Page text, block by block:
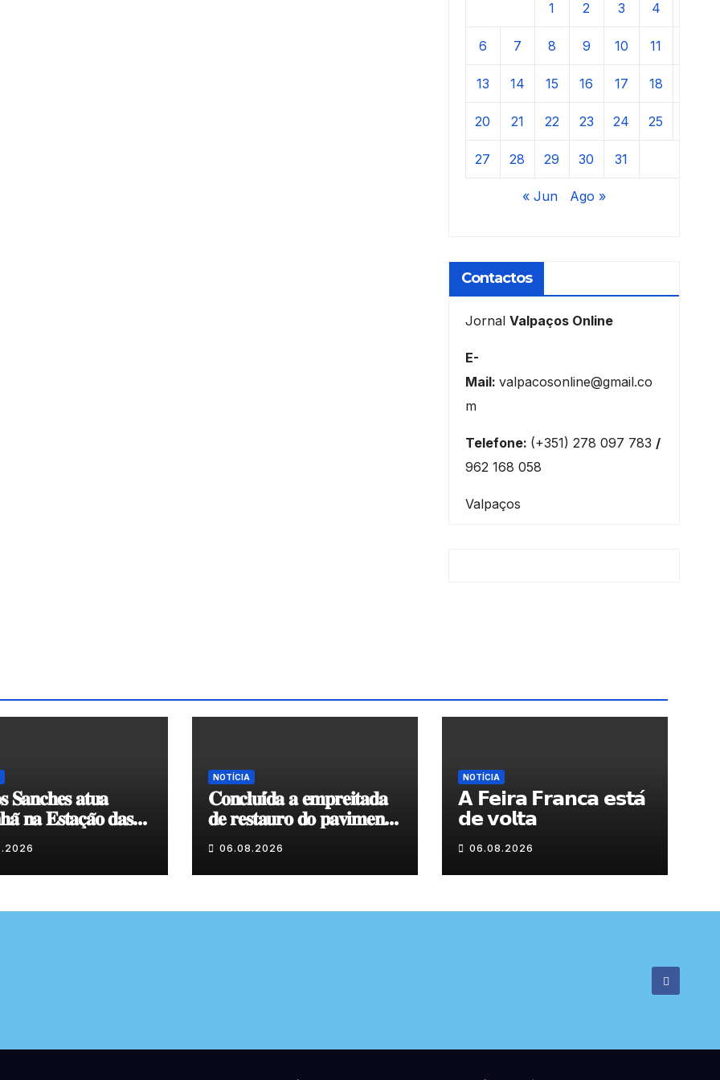
1 2 3 4
6 7 8 9 10 11
13 14 15 16 17 18
20 21 22 23 24 25
27 28 29 30 31
« Jun Ago »
Contactos
Jornal Valpaços Online
E-
Mail: valpacosonline@gmail.co
m
Telefone: (+351) 278 097 783 /
962 168 058
Valpaços
𝐒𝐚𝐧𝐜𝐡𝐞𝐬 𝐚𝐭𝐮𝐚
𝐧𝐚 𝐄𝐬𝐭𝐚𝐜̧𝐚̃𝐨 𝐝𝐚𝐬
NOTÍCIA
𝐂𝐨𝐧𝐜𝐥𝐮𝐢́𝐝𝐚 𝐚 𝐞𝐦𝐩𝐫𝐞𝐢𝐭𝐚𝐝𝐚
𝐝𝐞 𝐫𝐞𝐬𝐭𝐚𝐮𝐫𝐨 𝐝𝐨 𝐩𝐚𝐯𝐢𝐦𝐞𝐧𝐭𝐨
𝐞𝐧𝐯𝐨𝐥𝐯𝐞𝐧𝐭𝐞 𝐚̀ 𝐂𝐚𝐩𝐞𝐥𝐚 𝐝𝐞
𝐂𝐨𝐯𝐚𝐬
06.08.2026
NOTÍCIA
𝗔 𝗙𝗲𝗶𝗿𝗮 𝗙𝗿𝗮𝗻𝗰𝗮 𝗲𝘀𝘁𝗮́
𝗱𝗲 𝘃𝗼𝗹𝘁𝗮
06.08.2026